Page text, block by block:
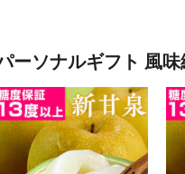
ーソナルギフト 風